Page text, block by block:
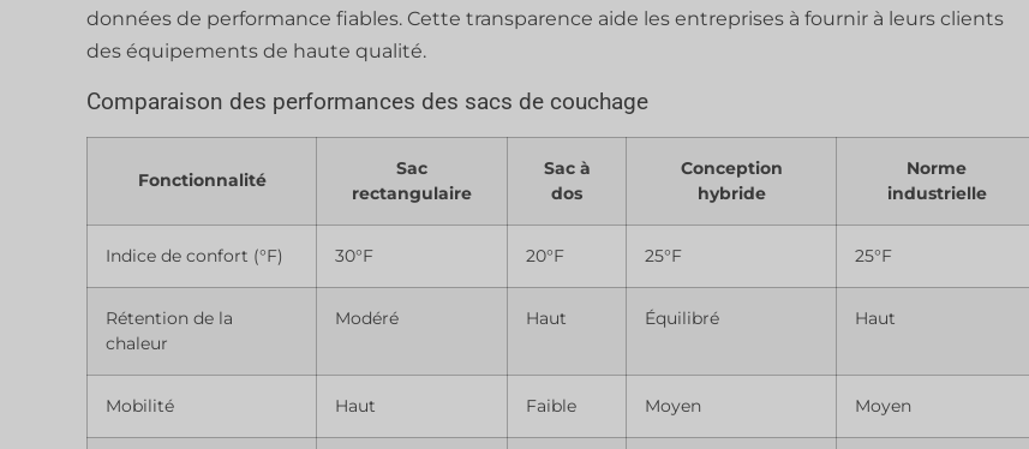
données de performance fiables. Cette transparence aide les entreprises à fournir à leurs clients
des équipements de haute qualité.
Comparaison des performances des sacs de couchage
Fonctionnalité
Sac
rectangulaire
Sac à
dos
Conception
hybride
Norme
industrielle
Indice de confort (°F) 30°F 20°F 25°F 25°F
Rétention de la
chaleur
Modéré Haut Équilibré Haut
Mobilité Haut Faible Moyen Moyen